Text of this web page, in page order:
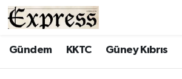
Gündem KKTC Güney Kıbrıs
ALAYKÖY
Hava Durumu